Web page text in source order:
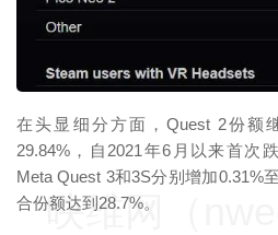
在头显细分方面，Quest 2份额
29.84%，自2021年6月以来首次
Meta Quest 3和3S分别增加0.31%
合份额达到28.7%。
映维网（